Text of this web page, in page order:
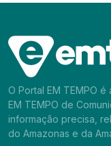
O Portal EM TEMPO
EM TEMPO de
informação precisa,
do Amazonas e da